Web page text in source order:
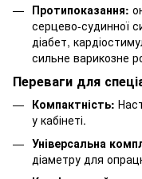
Протипоказання:
серцево-судинної
діабет,
сильне варикозне
Переваги для
Компактність:
у кабінеті.
Універсальна
діаметру для